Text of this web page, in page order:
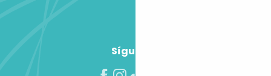
Síguenos